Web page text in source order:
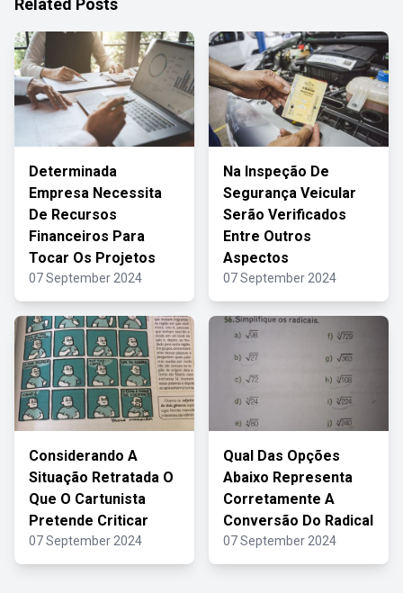
Related Posts
Determinada
Empresa Necessita
De Recursos
Financeiros Para
Tocar Os Projetos
07 September 2024
Na Inspeção De
Segurança Veicular
Serão Verificados
Entre Outros
Aspectos
07 September 2024
Considerando A
Situação Retratada O
Que O Cartunista
Pretende Criticar
07 September 2024
Qual Das Opções
Abaixo Representa
Corretamente A
Conversão Do Radical
07 September 2024